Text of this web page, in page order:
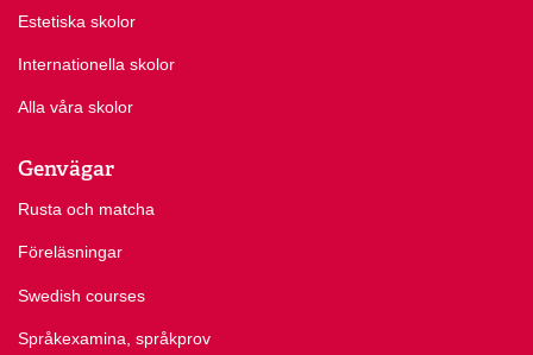
Estetiska skolor
Internationella skolor
Alla våra skolor
Genvägar
Rusta och matcha
Föreläsningar
Swedish courses
Språkexamina, språkprov